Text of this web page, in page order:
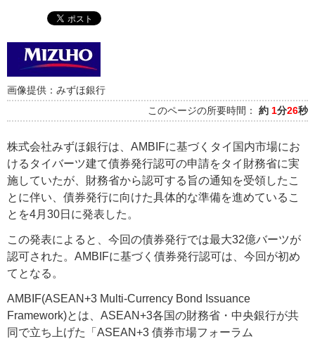
画像提供：みずほ銀行
このページの所要時間： 約 1分26秒
株式会社みずほ銀行は、AMBIFに基づくタイ国内市場にお
けるタイバーツ建て債券発行認可の申請をタイ財務省に実
施していたが、財務省から認可する旨の通知を受領したこ
とに伴い、債券発行に向けた具体的な準備を進めているこ
とを4月30日に発表した。
この発表によると、今回の債券発行では最大32億バーツが
認可された。AMBIFに基づく債券発行認可は、今回が初め
てとなる。
AMBIF(ASEAN+3 Multi-Currency Bond Issuance
Framework)とは、ASEAN+3各国の財務省・中央銀行が共
同で立ち上げた「ASEAN+3 債券市場フォーラム